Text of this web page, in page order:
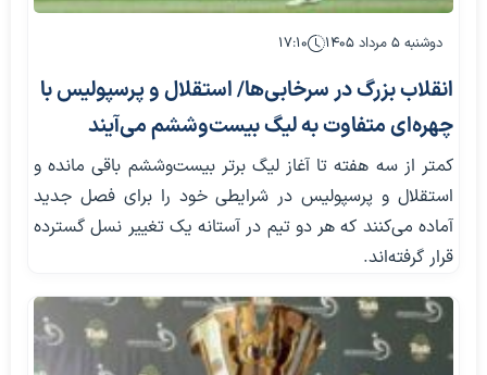
دوشنبه ۵ مرداد ۱۴۰۵ ۱۷:۱۰
انقلاب بزرگ در سرخابی‌ها/ استقلال و پرسپولیس با
چهره‌ای متفاوت به لیگ بیست‌وششم می‌آیند
کمتر از سه هفته تا آغاز لیگ برتر بیست‌وششم باقی مانده و
استقلال و پرسپولیس در شرایطی خود را برای فصل جدید
آماده می‌کنند که هر دو تیم در آستانه یک تغییر نسل گسترده
قرار گرفته‌اند.